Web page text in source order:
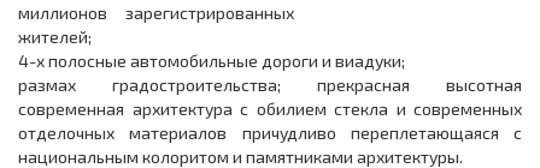
миллионов зарегистрированных
жителей;
4-х полосные автомобильные дороги и виадуки;
размах градостроительства; прекрасная высотная
современная архитектура с обилием стекла и современных
отделочных материалов причудливо переплетающаяся с
национальным колоритом и памятниками архитектуры.